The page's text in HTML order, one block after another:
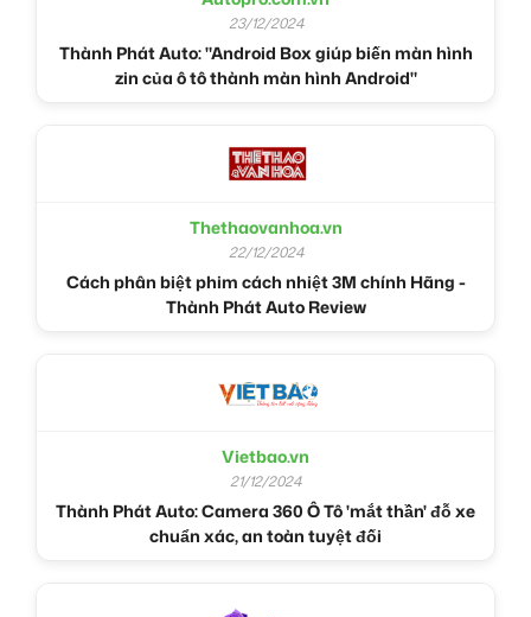
23/12/2024
Thành Phát Auto: "Android Box giúp biến màn hình
zin của ô tô thành màn hình Android"
Thethaovanhoa.vn
22/12/2024
Cách phân biệt phim cách nhiệt 3M chính Hãng -
Thành Phát Auto Review
Vietbao.vn
21/12/2024
Thành Phát Auto: Camera 360 Ô Tô 'mắt thần' đỗ xe
chuẩn xác, an toàn tuyệt đối